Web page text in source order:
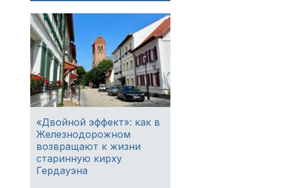
«Двойной эффект»: как в
Железнодорожном
возвращают к жизни
старинную кирху
Гердауэна